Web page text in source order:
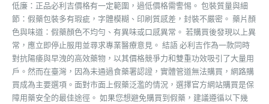
低廉：正品必利吉價格有一定範圍，過低價格需警惕。 包裝質量與細
節：假藥包裝多有瑕疵，字體模糊、印刷質感差，封裝不嚴密。 藥片顏
色與味道：假藥顏色不均勻、有異味或口感異常。 若購買後發現以上異
常，應立即停止服用並尋求專業醫療意見。 結語 必利吉作為一款同時
對抗陽痿與早洩的高效藥物，以其價格競爭力和雙重功效吸引了大量用
戶。然而在臺灣，因為未通過食藥署認證，實體管道無法購買，網路購
買成為主要選項。面對市面上假藥泛濫的情況，選擇官方網站購買是保
障用藥安全的最佳途徑。 如果您想避免購買到假藥，建議遵循以下幾